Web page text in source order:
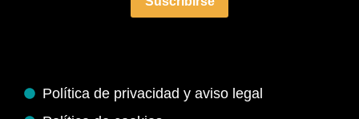
Política de privacidad y aviso legal